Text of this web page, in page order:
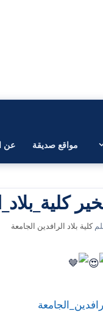
مواقع صديقة عن
كلية بلاد الرافدين الجامعة